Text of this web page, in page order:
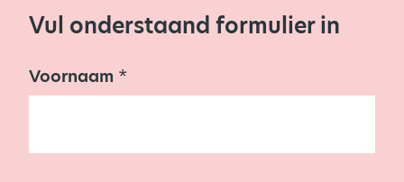
Vul onderstaand formulier in
Voornaam *
Z
a